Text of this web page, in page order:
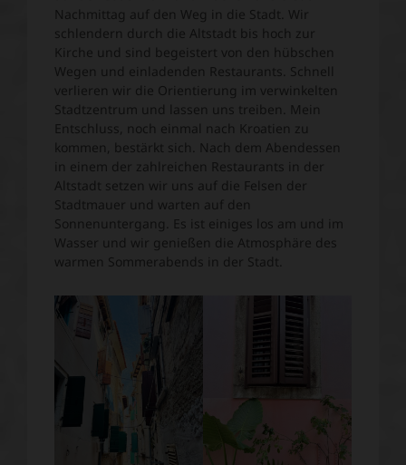
Nachmittag auf den Weg in die Stadt. Wir
schlendern durch die Altstadt bis hoch zur
Kirche und sind begeistert von den hübschen
Wegen und einladenden Restaurants. Schnell
verlieren wir die Orientierung im verwinkelten
Stadtzentrum und lassen uns treiben. Mein
Entschluss, noch einmal nach Kroatien zu
kommen, bestärkt sich. Nach dem Abendessen
in einem der zahlreichen Restaurants in der
Altstadt setzen wir uns auf die Felsen der
Stadtmauer und warten auf den
Sonnenuntergang. Es ist einiges los am und im
Wasser und wir genießen die Atmosphäre des
warmen Sommerabends in der Stadt.